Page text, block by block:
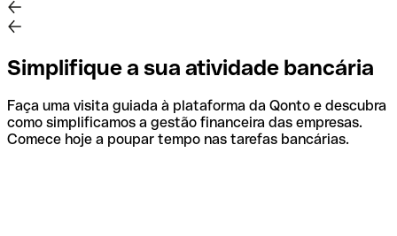
Simplifique a sua atividade bancária
Faça uma visita guiada à plataforma da Qonto e descubra
como simplificamos a gestão financeira das empresas.
Comece hoje a poupar tempo nas tarefas bancárias.